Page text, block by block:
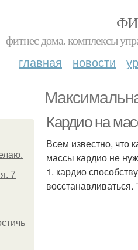
фитнес дома. комплексы
главная новости
7
Кардио на
Всем известно, что
массы кардио не
1. кардио